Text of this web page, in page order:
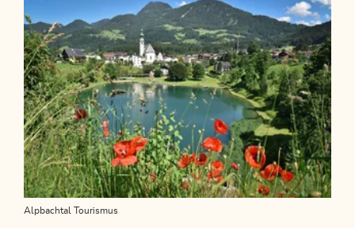
Alpbachtal Tourismus